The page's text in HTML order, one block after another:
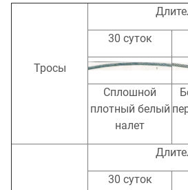
Тросы
30 суток
Сплошной
плотный белый
налет
30 суток